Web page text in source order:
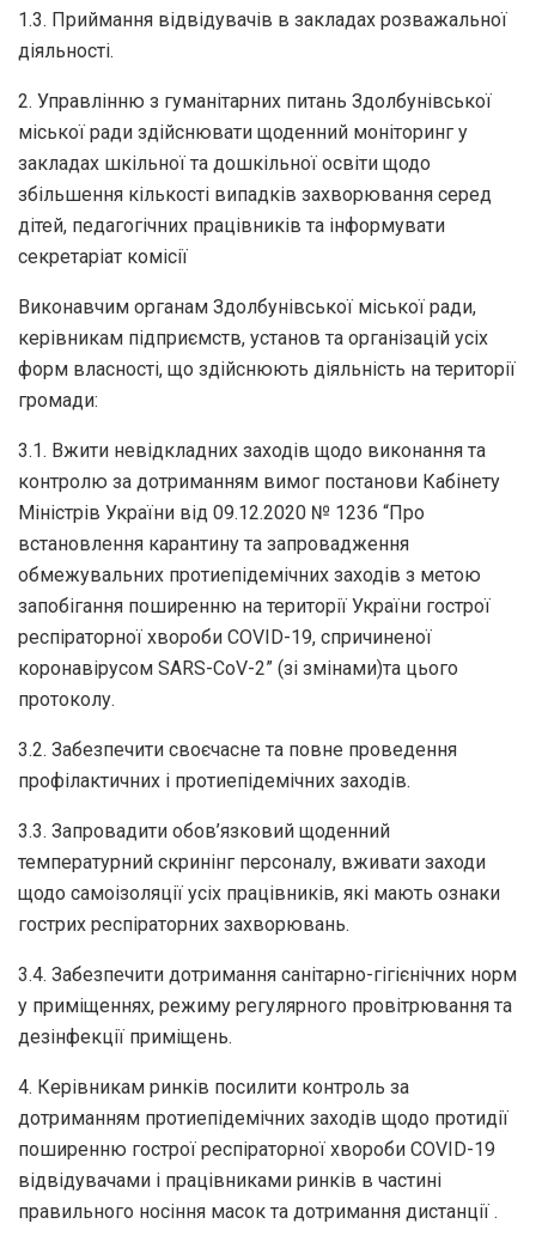
1.3. Приймання відвідувачів в закладах розважальної
діяльності.
2. Управлінню з гуманітарних питань Здолбунівської
міської ради здійснювати щоденний моніторинг у
закладах шкільної та дошкільної освіти щодо
збільшення кількості випадків захворювання серед
дітей, педагогічних працівників та інформувати
секретаріат комісії
Виконавчим органам Здолбунівської міської ради,
керівникам підприємств, установ та організацій усіх
форм власності, що здійснюють діяльність на території
громади:
3.1. Вжити невідкладних заходів щодо виконання та
контролю за дотриманням вимог постанови Кабінету
Міністрів України від 09.12.2020 № 1236 “Про
встановлення карантину та запровадження
обмежувальних протиепідемічних заходів з метою
запобігання поширенню на території України гострої
респіраторної хвороби COVID-19, спричиненої
коронавірусом SARS-CoV-2” (зі змінами)та цього
протоколу.
3.2. Забезпечити своєчасне та повне проведення
профілактичних і протиепідемічних заходів.
3.3. Запровадити обов’язковий щоденний
температурний скринінг персоналу, вживати заходи
щодо самоізоляції усіх працівників, які мають ознаки
гострих респіраторних захворювань.
3.4. Забезпечити дотримання санітарно-гігієнічних норм
у приміщеннях, режиму регулярного провітрювання та
дезінфекції приміщень.
4. Керівникам ринків посилити контроль за
дотриманням протиепідемічних заходів щодо протидії
поширенню гострої респіраторної хвороби COVID-19
відвідувачами і працівниками ринків в частині
правильного носіння масок та дотримання дистанції .